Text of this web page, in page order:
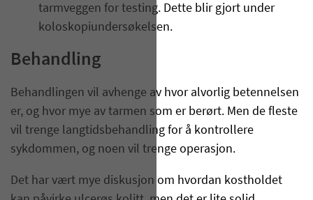
tarmveggen for testing. Dette blir gjort under
koloskopiundersøkelsen.
Behandling
Behandlingen vil avhenge av hvor alvorlig betennelsen
er, og hvor mye av tarmen som er berørt. Men de fleste
vil trenge langtidsbehandling for å kontrollere
sykdommen, og noen vil trenge operasjon.
Det har vært mye diskusjon om hvordan kostholdet